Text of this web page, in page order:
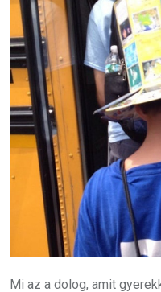
Mi az a dolog, amit